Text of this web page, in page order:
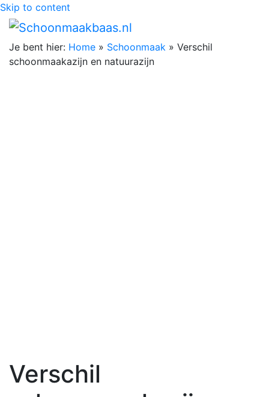
Skip to content
Je bent hier: Home » Schoonmaak » Verschil
schoonmaakazijn en natuurazijn
Verschil